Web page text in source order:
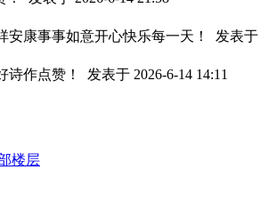
安康事事如意开心快乐每一天！ 发表于
诗作点赞！ 发表于 2026-6-14 14:11
楼层